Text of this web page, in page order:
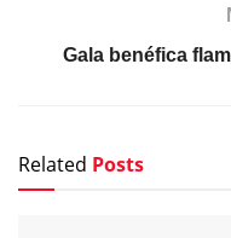
Gala benéfica
Related Posts